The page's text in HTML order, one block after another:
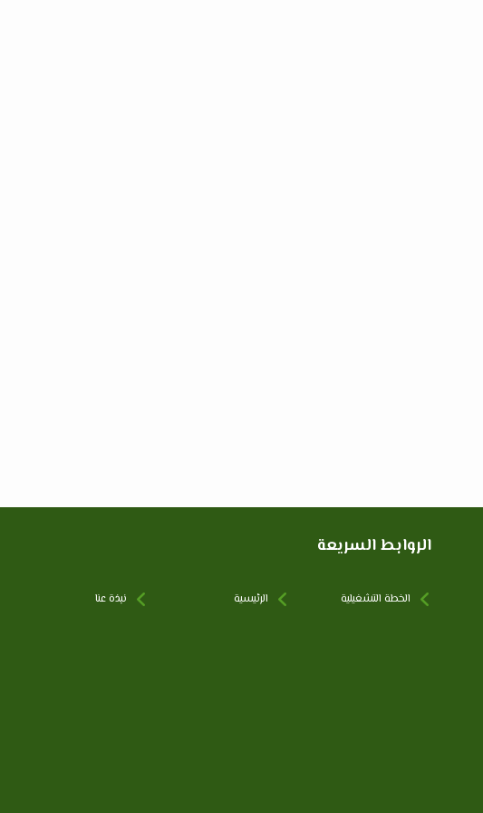
الروابط السريعة
الخطة التشغيلية الرئيسية نبذة عنا